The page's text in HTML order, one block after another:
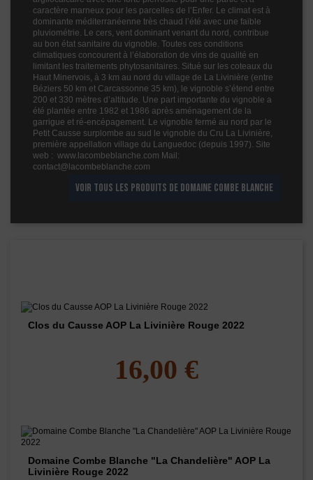
caractère marneux pour les parcelles de l’Enfer. Le climat est à
dominante méditerranéenne très chaud l’été avec une faible
pluviométrie. Le cers, vent dominant venant du nord, contribue
au bon état sanitaire du vignoble. Toutes ces conditions
climatiques concourent à l’élaboration de vins de qualité en
limitant les traitements phytosanitaires. Situé sur les coteaux du
Haut Minervois, à 3 km au nord du village de La Livinière (entre
Béziers 50 km et Carcassonne 35 km), le vignoble s’étend entre
200 et 330 mètres d’altitude. Une part importante du vignoble a
été plantée entre 1982 et 1986 après aménagement de la
garrigue et ré-encépagement. Le vignoble fermé au nord par le
Petit Causse surplombe au sud le vignoble du Cru La Livinière,
première appellation village du Languedoc (depuis 1997). Site
web : www.lacombeblanche.com Mail:
contact@lacombeblanche.com
VOIR TOUS LES PRODUITS DE DOMAINE COMBE BLANCHE
Clos du Causse AOP La Livinière Rouge 2022
16,00 €
Domaine Combe Blanche "La Chandelière" AOP La
Livinière Rouge 2022